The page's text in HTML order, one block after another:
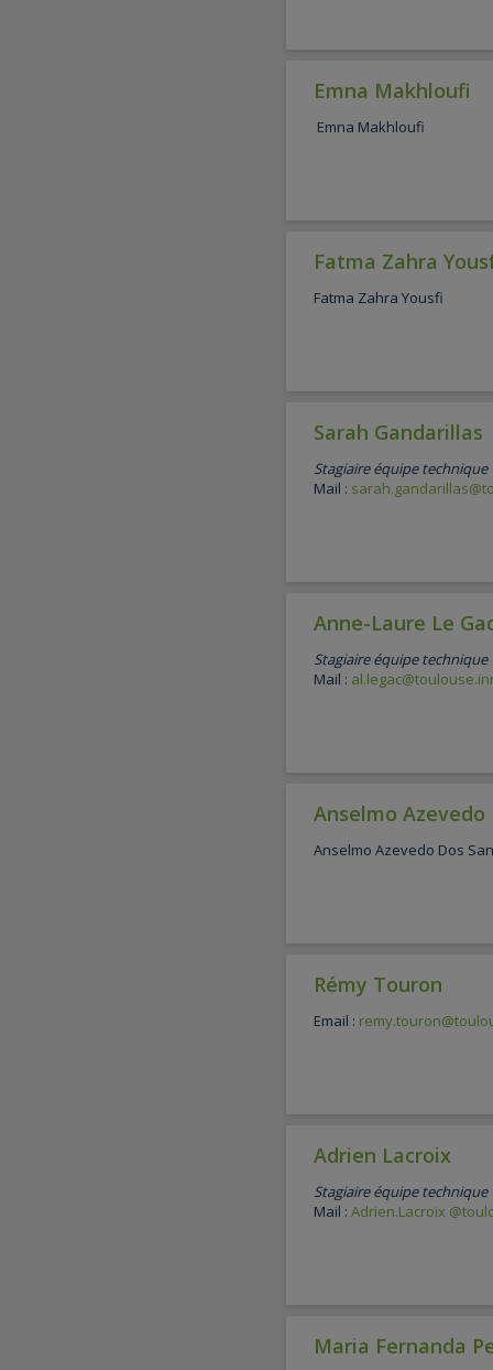
Emna Makhloufi
Emna Makhloufi
Fatma Zahra
Fatma Zahra Yousfi
Sarah Gandarillas
Stagiaire équipe technique
Mail :
Anne-Laure Le
Stagiaire équipe technique
Mail :
Anselmo Azevedo
Anselmo Azevedo Dos
Rémy Touron
Email :
Adrien Lacroix
Stagiaire équipe technique
Mail : Adrien.Lacroix
Maria Fernanda